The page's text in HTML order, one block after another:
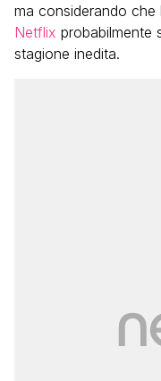
ma considerando che
Netflix probabilmente
stagione inedita.